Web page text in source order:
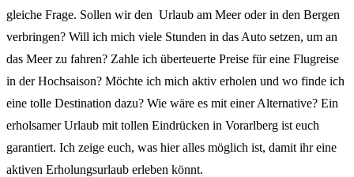
gleiche Frage. Sollen wir den Urlaub am Meer oder in den Bergen
verbringen? Will ich mich viele Stunden in das Auto setzen, um an
das Meer zu fahren? Zahle ich überteuerte Preise für eine Flugreise
in der Hochsaison? Möchte ich mich aktiv erholen und wo finde ich
eine tolle Destination dazu? Wie wäre es mit einer Alternative? Ein
erholsamer Urlaub mit tollen Eindrücken in Vorarlberg ist euch
garantiert. Ich zeige euch, was hier alles möglich ist, damit ihr eine
aktiven Erholungsurlaub erleben könnt.